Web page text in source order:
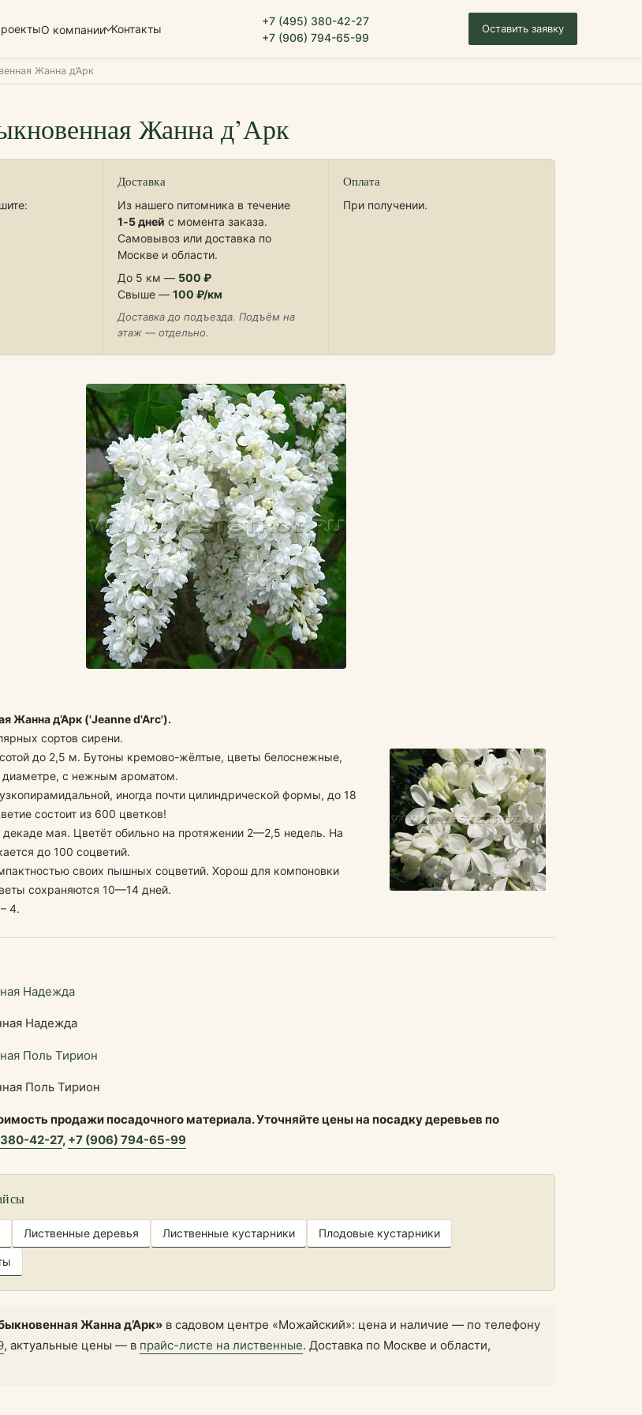
О компании Контакты
+7 (495) 380-42-27
+7 (906) 794-65-99
Оставить заявку
Жанна д’Арк
Жанна д’Арк
Доставка
Из нашего питомника в течение
1‑5 дней с момента заказа.
Самовывоз или доставка по
Москве и области.
До 5 км — 500 ₽
Свыше — 100 ₽/км
Доставка до подъезда. Подъём на
этаж — отдельно.
Оплата
При получении.
Жанна д’Арк ('Jeanne d'Arc').
сортов сирени.
до 2,5 м. Бутоны кремово-жёлтые, цветы белоснежные,
с нежным ароматом.
иногда почти цилиндрической формы, до 18
состоит из 600 цветков!
декаде мая. Цветёт обильно на протяжении 2—2,5 недель. На
до 100 соцветий.
своих пышных соцветий. Хорош для компоновки
сохраняются 10—14 дней.
4.
Надежда
Поль Тирион
продажи посадочного материала. Уточняйте цены на посадку деревьев по
42-27, +7 (906) 794-65-99
Лиственные деревья Лиственные кустарники Плодовые кустарники
Жанна д’Арк» в садовом центре «Можайский»: цена и наличие — по телефону
, актуальные цены — в прайс-листе на лиственные. Доставка по Москве и области,